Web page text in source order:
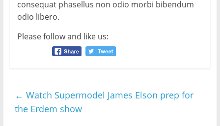
consequat phasellus non odio morbi bibendum
odio libero.
Please follow and like us:
← Watch Supermodel James Elson prep for
the Erdem show